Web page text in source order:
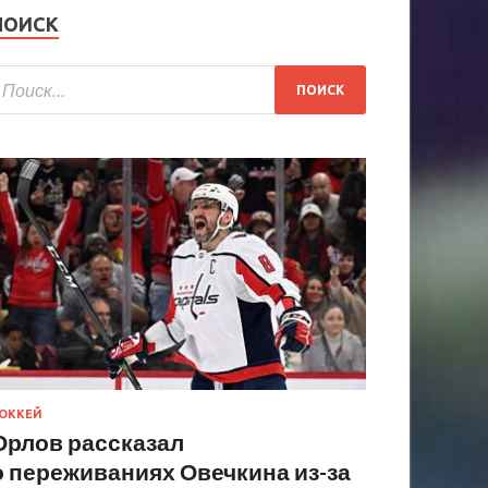
рассказал
переживаниях Овечкина из-за